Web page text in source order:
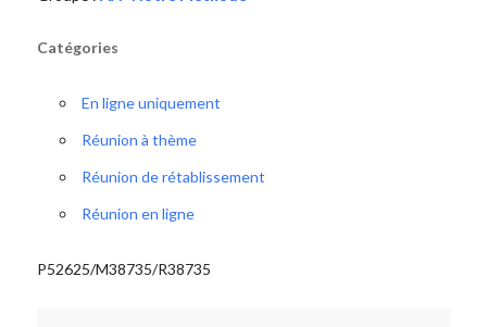
Catégories
En ligne uniquement
Réunion à thème
Réunion de rétablissement
Réunion en ligne
P52625/M38735/R38735